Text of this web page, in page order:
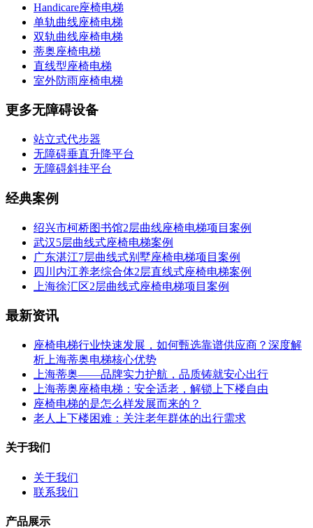
Handicare座椅电梯
单轨曲线座椅电梯
双轨曲线座椅电梯
蒂奥座椅电梯
直线型座椅电梯
室外防雨座椅电梯
更多无障碍设备
站立式代步器
无障碍垂直升降平台
无障碍斜挂平台
经典案例
绍兴市柯桥图书馆2层曲线座椅电梯项目案例
武汉5层曲线式座椅电梯案例
广东湛江7层曲线式别墅座椅电梯项目案例
四川内江养老综合体2层直线式座椅电梯案例
上海徐汇区2层曲线式座椅电梯项目案例
最新资讯
座椅电梯行业快速发展，如何甄选靠谱供应商？深度解
析上海蒂奥电梯核心优势
上海蒂奥——品牌实力护航，品质铸就安心出行
上海蒂奥座椅电梯：安全适老，解锁上下楼自由
座椅电梯的是怎么样发展而来的？
老人上下楼困难：关注老年群体的出行需求
关于我们
关于我们
联系我们
产品展示